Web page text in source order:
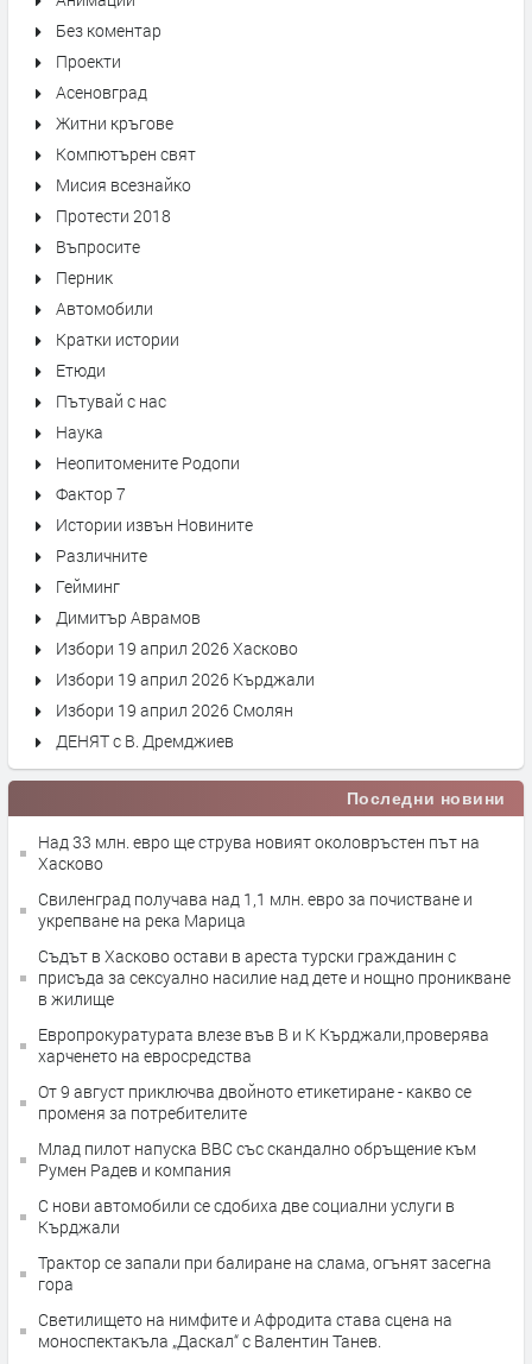
Без коментар
Проекти
Асеновград
Житни кръгове
Компютърен свят
Мисия всезнайко
Протести 2018
Въпросите
Перник
Автомобили
Кратки истории
Етюди
Пътувай с нас
Наука
Неопитомените Родопи
Фактор 7
Истории извън Новините
Различните
Гейминг
Димитър Аврамов
Избори 19 април 2026 Хасково
Избори 19 април 2026 Кърджали
Избори 19 април 2026 Смолян
ДЕНЯТ с В. Дремджиев
Последни новини
Над 33 млн. евро ще струва новият околовръстен път на
Хасково
Свиленград получава над 1,1 млн. евро за почистване и
укрепване на река Марица
Съдът в Хасково остави в ареста турски гражданин с
присъда за сексуално насилие над дете и нощно проникване
в жилище
Европрокуратурата влезе във В и К Кърджали,проверява
харченето на евросредства
От 9 август приключва двойното етикетиране - какво се
променя за потребителите
Млад пилот напуска ВВС със скандално обръщение към
Румен Радев и компания
С нови автомобили се сдобиха две социални услуги в
Кърджали
Трактор се запали при балиране на слама, огънят засегна
гора
Светилището на нимфите и Афродита става сцена на
моноспектакъла „Даскал“ с Валентин Танев.